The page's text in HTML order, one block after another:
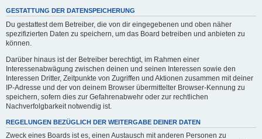
GESTATTUNG DER DATENSPEICHERUNG
Du gestattest dem Betreiber, die von dir eingegebenen und oben näher
spezifizierten Daten zu speichern, um das Board betreiben und anbieten zu
können.
Darüber hinaus ist der Betreiber berechtigt, im Rahmen einer
Interessenabwägung zwischen deinen und seinen Interessen sowie den
Interessen Dritter, Zeitpunkte von Zugriffen und Aktionen zusammen mit deiner
IP-Adresse und der von deinem Browser übermittelter Browser-Kennung zu
speichern, sofern dies zur Gefahrenabwehr oder zur rechtlichen
Nachverfolgbarkeit notwendig ist.
REGELUNGEN BEZÜGLICH DER WEITERGABE DEINER DATEN
Zweck eines Boards ist es, einen Austausch mit anderen Personen zu